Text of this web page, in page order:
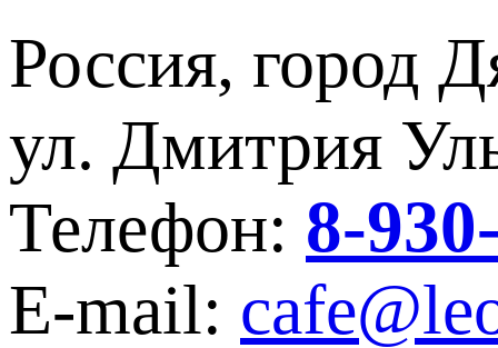
Россия, город
ул. Дмитрия
Телефон: 8-
E-mail: